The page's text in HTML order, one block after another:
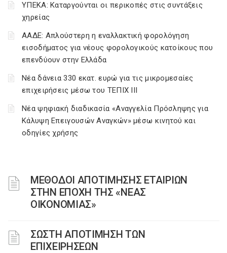
ΥΠΕΚΑ: Καταργούνται οι περικοπές στις συντάξεις
χηρείας
ΑΑΔΕ: Απλούστερη η εναλλακτική φορολόγηση
εισοδήματος για νέους φορολογικούς κατοίκους που
επενδύουν στην Ελλάδα
Νέα δάνεια 330 εκατ. ευρώ για τις μικρομεσαίες
επιχειρήσεις μέσω του ΤΕΠΙΧ ΙΙΙ
Νέα ψηφιακή διαδικασία «Αναγγελία Πρόσληψης για
Κάλυψη Επειγουσών Αναγκών» μέσω κινητού και
οδηγίες χρήσης
ΜΕΘΟΔΟΙ ΑΠΟΤΙΜΗΣΗΣ ΕΤΑΙΡΙΩΝ
ΣΤΗΝ ΕΠΟΧΗ ΤΗΣ «ΝΕΑΣ
ΟΙΚΟΝΟΜΙΑΣ»
ΣΩΣΤΗ ΑΠΟΤΙΜΗΣΗ ΤΩΝ
ΕΠΙΧΕΙΡΗΣΕΩΝ